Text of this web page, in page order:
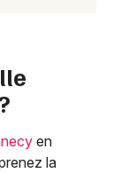
en
la